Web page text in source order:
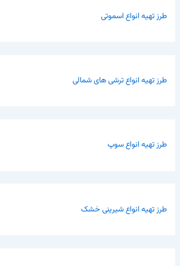
طرز تهیه انواع اسموتی
طرز تهیه انواع ترشی های شمالی
طرز تهیه انواع سوپ
طرز تهیه انواع شیرینی خشک